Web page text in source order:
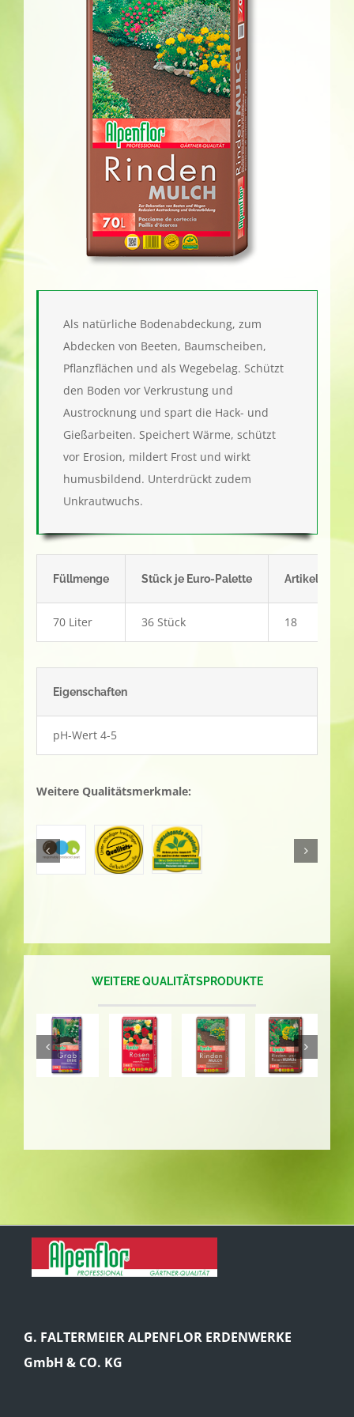
Als natürliche Bodenabdeckung, zum
Abdecken von Beeten, Baumscheiben,
Pflanzflächen und als Wegebelag. Schützt
den Boden vor Verkrustung und
Austrocknung und spart die Hack- und
Gießarbeiten. Speichert Wärme, schützt
vor Erosion, mildert Frost und wirkt
humusbildend. Unterdrückt zudem
Unkrautwuchs.
Füllmenge Stück je Euro-Palette Artikel-
70 Liter 36 Stück 18
Eigenschaften
pH-Wert 4-5
Weitere Qualitätsmerkmale:
WEITERE QUALITÄTSPRODUKTE
G. FALTERMEIER ALPENFLOR ERDENWERKE
GmbH & CO. KG